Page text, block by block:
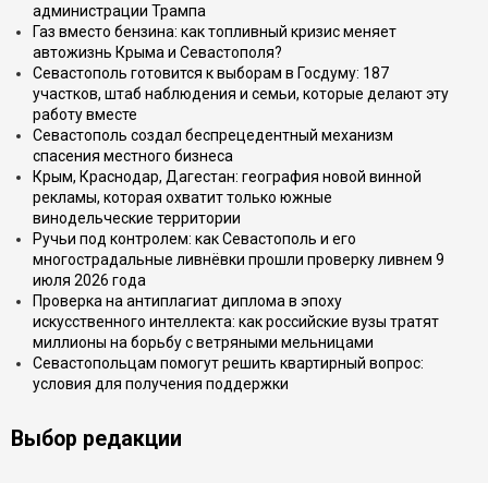
администрации Трампа
Газ вместо бензина: как топливный кризис меняет
автожизнь Крыма и Севастополя?
Севастополь готовится к выборам в Госдуму: 187
участков, штаб наблюдения и семьи, которые делают эту
работу вместе
Севастополь создал беспрецедентный механизм
спасения местного бизнеса
Крым, Краснодар, Дагестан: география новой винной
рекламы, которая охватит только южные
винодельческие территории
Ручьи под контролем: как Севастополь и его
многострадальные ливнёвки прошли проверку ливнем 9
июля 2026 года
Проверка на антиплагиат диплома в эпоху
искусственного интеллекта: как российские вузы тратят
миллионы на борьбу с ветряными мельницами
Севастопольцам помогут решить квартирный вопрос:
условия для получения поддержки
Выбор редакции